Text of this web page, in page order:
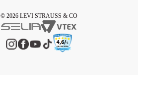
© 2026 LEVI STRAUSS & CO